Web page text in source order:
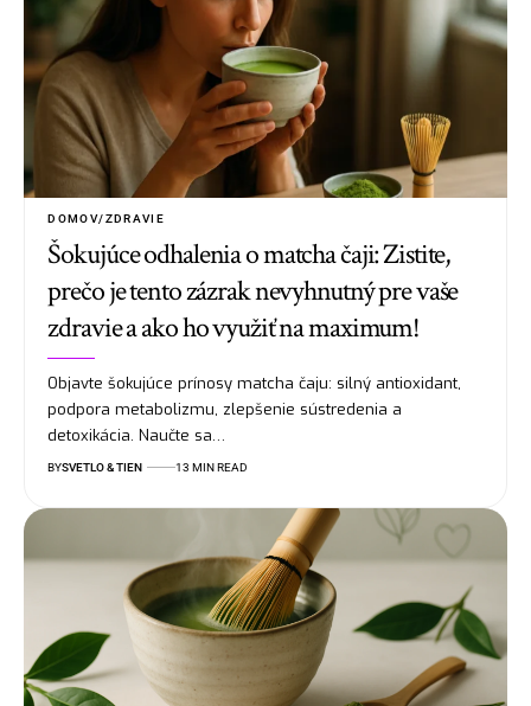
DOMOV/ZDRAVIE
Šokujúce odhalenia o matcha čaji: Zistite,
prečo je tento zázrak nevyhnutný pre vaše
zdravie a ako ho využiť na maximum!
Objavte šokujúce prínosy matcha čaju: silný antioxidant,
podpora metabolizmu, zlepšenie sústredenia a
detoxikácia. Naučte sa…
BYSVETLO & TIEN 13 MIN READ